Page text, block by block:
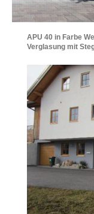
APU 40 in Farbe
Verglasung mit